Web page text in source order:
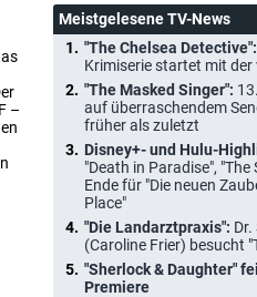
–
Meistgelesene TV-News
"The Chelsea Detective":
Krimiserie startet mit der
"The Masked Singer":
auf überraschendem
früher als zuletzt
Disney+- und Hulu-
"Death in Paradise",
Ende für "Die neuen
Place"
"Die Landarztpraxis":
(Caroline Frier) besucht
"Sherlock & Daughter"
Premiere